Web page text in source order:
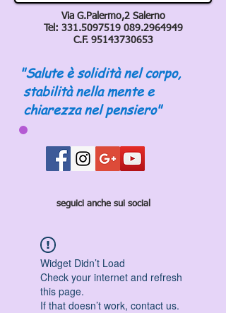
Via G.Palermo,2 Salerno
Tel: 331.5097519 089.2964949
C.F. 95143730653
"Salute è solidità nel corpo,
stabilità nella mente e
chiarezza nel pensiero"
seguici anche sui social
Widget Didn’t Load
Check your internet and refresh
this page.
If that doesn’t work, contact us.